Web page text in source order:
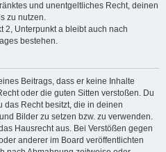
und unentgeltliches Recht, deinen
zu nutzen.
2, Unterpunkt a bleibt auch nach
bestehen.
Beitrags, dass er keine Inhalte
oder die guten Sitten verstoßen. Du
das Recht besitzt, die in deinen
Bilder zu setzen bzw. zu verwenden.
Hausrecht aus. Bei Verstößen gegen
anderer im Board veröffentlichten